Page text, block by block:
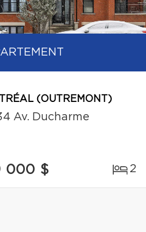
(OUTREMONT)
Av. Ducharme
000 $ 2